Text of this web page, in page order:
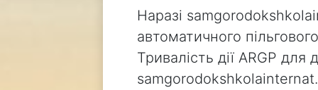
Наразі
автоматичного
Тривалість дії ARGP для